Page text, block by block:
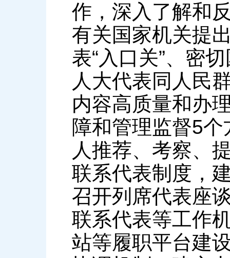
作，深入了解和
有关国家机关提
表“入口关”、密
人大代表同人民
内容高质量和办
障和管理监督5
人推荐、考察、
联系代表制度，
召开列席代表座
联系代表等工作
站等履职平台建